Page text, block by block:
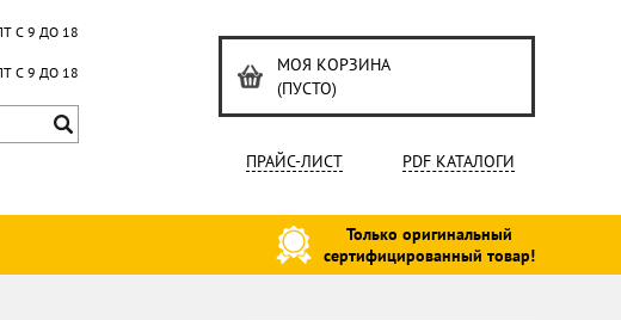
С 9 ДО 18
С 9 ДО 18
МОЯ КОРЗИНА
(ПУСТО)
ПРАЙС-ЛИСТ PDF КАТАЛОГИ
Только оригинальный
сертифицированный товар!